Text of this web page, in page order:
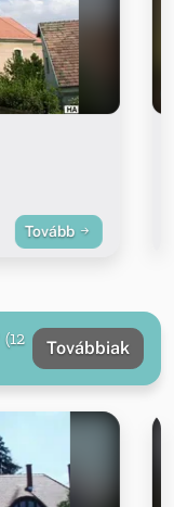
Tovább
(12
Továbbiak